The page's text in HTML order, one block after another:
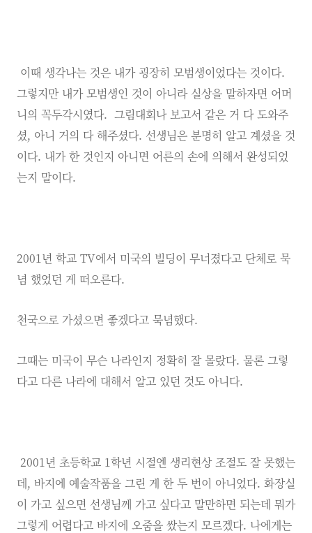
이때 생각나는 것은 내가 굉장히 모범생이었다는 것이다.
그렇지만 내가 모범생인 것이 아니라 실상을 말하자면 어머
니의 꼭두각시였다. 그림대회나 보고서 같은 거 다 도와주
셨, 아니 거의 다 해주셨다. 선생님은 분명히 알고 계셨을 것
이다. 내가 한 것인지 아니면 어른의 손에 의해서 완성되었
는지 말이다.
2001년 학교 TV에서 미국의 빌딩이 무너졌다고 단체로 묵
념 했었던 게 떠오른다.
천국으로 가셨으면 좋겠다고 묵념했다.
그때는 미국이 무슨 나라인지 정확히 잘 몰랐다. 물론 그렇
다고 다른 나라에 대해서 알고 있던 것도 아니다.
2001년 초등학교 1학년 시절엔 생리현상 조절도 잘 못했는
데, 바지에 예술작품을 그린 게 한 두 번이 아니었다. 화장실
이 가고 싶으면 선생님께 가고 싶다고 말만하면 되는데 뭐가
그렇게 어렵다고 바지에 오줌을 쌌는지 모르겠다. 나에게는